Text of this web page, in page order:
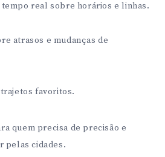
real sobre horários e linhas.
atrasos e mudanças de
favoritos.
quem precisa de precisão e
pelas cidades.